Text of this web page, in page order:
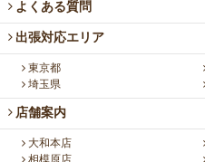
よくある質問
出張対応エリア
東京都
埼玉県
店舗案内
大和本店
相模原店